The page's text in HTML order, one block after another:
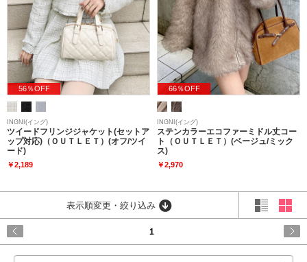
56％OFF
INGNI(イング)
ツイードフリンジジャケット(セットア
ップ対応)（ＯＵＴＬＥＴ）(オフ/ツイ
ード)
￥2,189
66％OFF
INGNI(イング)
ステンカラーエコファーミドル丈コー
ト（ＯＵＴＬＥＴ）(ベージュ/ミック
ス)
￥2,970
表示順変更・絞り込み
1